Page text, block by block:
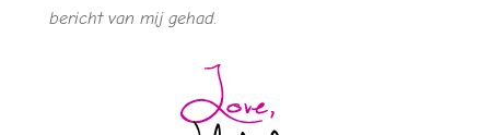
bericht van mij gehad.